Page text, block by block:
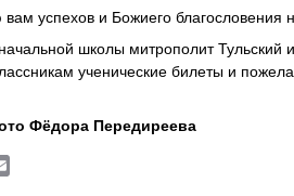
успехов и Божиего благословения
школы митрополит
ученические билеты и
Фёдора Передиреева